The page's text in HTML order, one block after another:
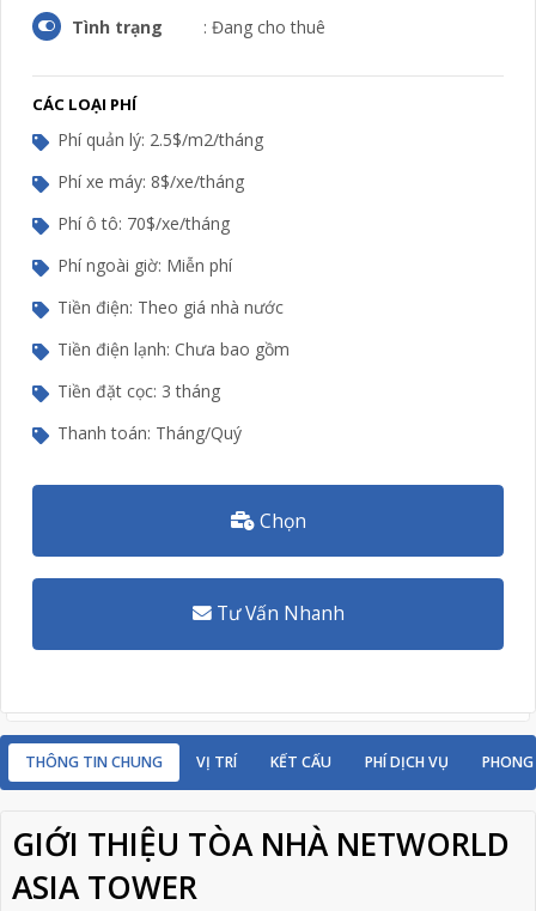
Tình trạng : Đang cho thuê
CÁC LOẠI PHÍ
Phí quản lý: 2.5$/m2/tháng
Phí xe máy: 8$/xe/tháng
Phí ô tô: 70$/xe/tháng
Phí ngoài giờ: Miễn phí
Tiền điện: Theo giá nhà nước
Tiền điện lạnh: Chưa bao gồm
Tiền đặt cọc: 3 tháng
Thanh toán: Tháng/Quý
Chọn
Tư Vấn Nhanh
THÔNG TIN CHUNG VỊ TRÍ KẾT CẤU PHÍ DỊCH VỤ
GIỚI THIỆU TÒA NHÀ NETWORLD
ASIA TOWER